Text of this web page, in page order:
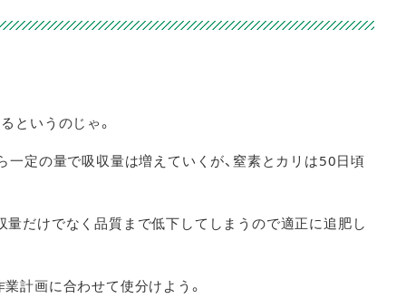
というのじゃ。
一定の量で吸収量は増えていくが、窒素とカリは50日頃
だけでなく品質まで低下してしまうので適正に追肥し
計画に合わせて使分けよう。